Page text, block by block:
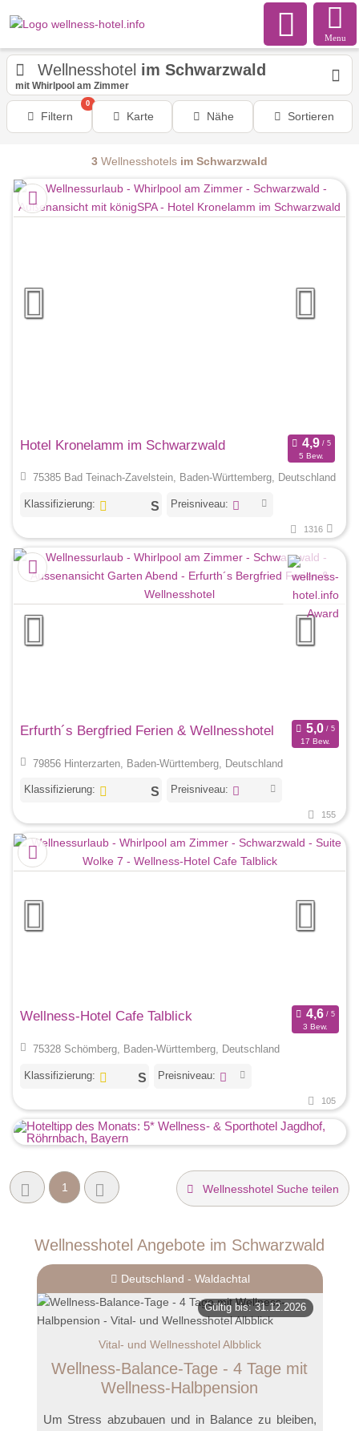
Menu
Wellnesshotel im Schwarzwald
mit Whirlpool am Zimmer
Filtern
0
Karte Nähe Sortieren
3 Wellnesshotels im Schwarzwald
Hotel Kronelamm im Schwarzwald
5 Bew.
75385 Bad Teinach-Zavelstein, Baden-Württemberg, Deutschland
Klassifizierung: Preisniveau:
1316
Erfurth´s Bergfried Ferien & Wellnesshotel
17 Bew.
79856 Hinterzarten, Baden-Württemberg, Deutschland
Klassifizierung: Preisniveau:
155
Wellness-Hotel Cafe Talblick
3 Bew.
75328 Schömberg, Baden-Württemberg, Deutschland
Klassifizierung: Preisniveau:
105
1 Wellnesshotel Suche teilen
Wellnesshotel Angebote im Schwarzwald
Deutschland - Waldachtal
Gültig bis: 31.12.2026
Vital- und Wellnesshotel Albblick
Wellness-Balance-Tage - 4 Tage mit
Wellness-Halbpension
Um Stress abzubauen und in Balance zu bleiben,